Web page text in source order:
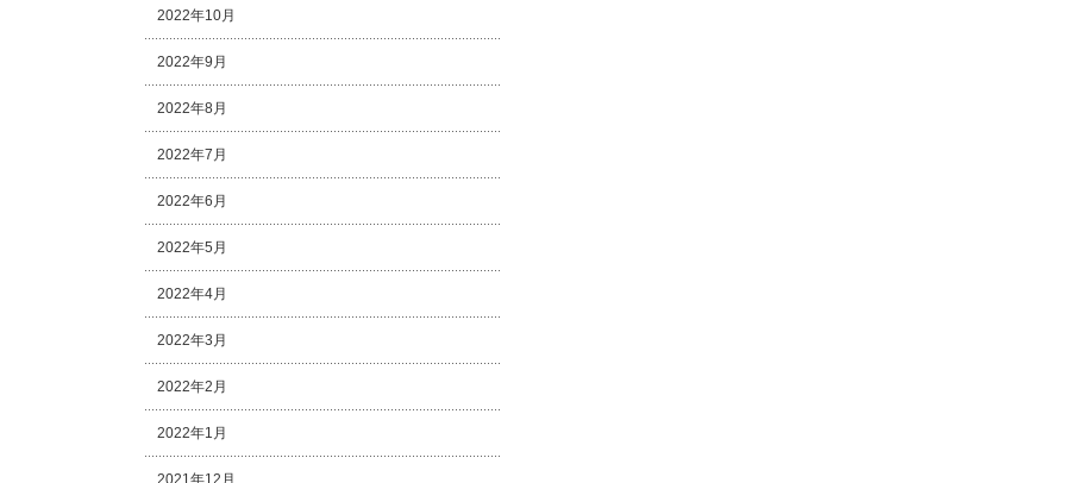
2022年10月
2022年9月
2022年8月
2022年7月
2022年6月
2022年5月
2022年4月
2022年3月
2022年2月
2022年1月
2021年12月